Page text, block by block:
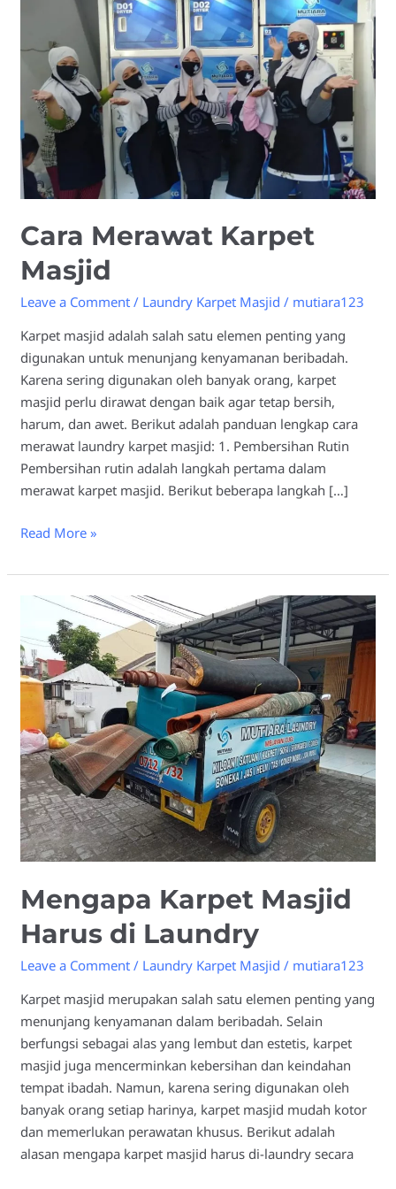
Cara Merawat Karpet
Masjid
Leave a Comment / Laundry Karpet Masjid / mutiara123
Karpet masjid adalah salah satu elemen penting yang
digunakan untuk menunjang kenyamanan beribadah.
Karena sering digunakan oleh banyak orang, karpet
masjid perlu dirawat dengan baik agar tetap bersih,
harum, dan awet. Berikut adalah panduan lengkap cara
merawat laundry karpet masjid: 1. Pembersihan Rutin
Pembersihan rutin adalah langkah pertama dalam
merawat karpet masjid. Berikut beberapa langkah […]
Read More »
Mengapa Karpet Masjid
Harus di Laundry
Leave a Comment / Laundry Karpet Masjid / mutiara123
Karpet masjid merupakan salah satu elemen penting yang
menunjang kenyamanan dalam beribadah. Selain
berfungsi sebagai alas yang lembut dan estetis, karpet
masjid juga mencerminkan kebersihan dan keindahan
tempat ibadah. Namun, karena sering digunakan oleh
banyak orang setiap harinya, karpet masjid mudah kotor
dan memerlukan perawatan khusus. Berikut adalah
alasan mengapa karpet masjid harus di-laundry secara
Mengapa
Karpet
Masjid
Harus
di
Laundry